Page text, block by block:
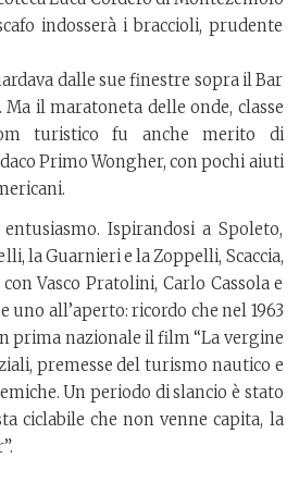
indosserà i braccioli, prudente
dalle sue finestre sopra il Bar
il maratoneta delle onde, classe
turistico fu anche merito di
Primo Wongher, con pochi aiuti
Ispirandosi a Spoleto,
la Guarnieri e la Zoppelli, Scaccia,
Vasco Pratolini, Carlo Cassola e
uno all’aperto: ricordo che nel 1963
prima nazionale il film “La vergine
premesse del turismo nautico e
Un periodo di slancio è stato
ciclabile che non venne capita, la